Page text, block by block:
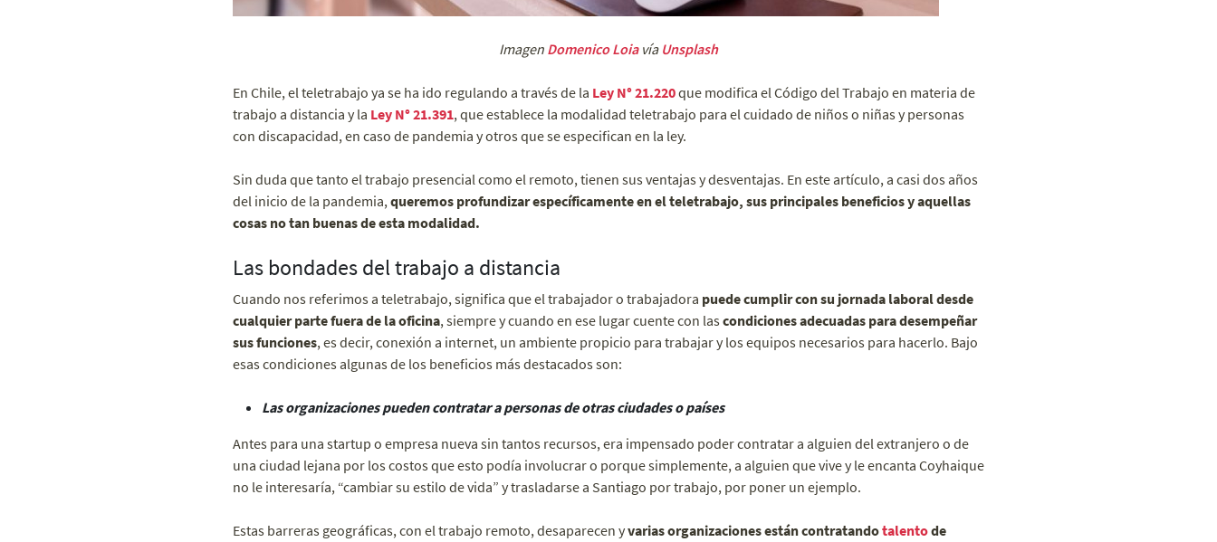
Imagen Domenico Loiavía Unsplash
En Chile, el teletrabajo ya se ha ido regulando a través de la Ley N° 21.220que modifica el Código del Trabajo en materia de
trabajo a distancia y la Ley N° 21.391, que establece la modalidad teletrabajo para el cuidado de niños o niñas y personas
con discapacidad, en caso de pandemia y otros que se especifican en la ley.
Sin duda que tanto el trabajo presencial como el remoto, tienen sus ventajas y desventajas. En este artículo, a casi dos años
del inicio de la pandemia,queremos profundizar específicamente en el teletrabajo, sus principales beneficios y aquellas
cosas no tan buenas de esta modalidad.
Las bondades del trabajo a distancia
Cuando nos referimos a teletrabajo, significa que el trabajador o trabajadora puede cumplir con su jornada laboral desde
cualquier parte fuera de la oficina, siempre y cuando en ese lugar cuente con lascondiciones adecuadas para desempeñar
sus funciones, es decir, conexión a internet, un ambiente propicio para trabajar y los equipos necesarios para hacerlo. Bajo
esas condiciones algunas de los beneficios más destacados son:
Las organizaciones pueden contratar a personas de otras ciudades o países
Antes para una startup o empresa nueva sin tantos recursos, era impensado poder contratar a alguien del extranjero o de
una ciudad lejana por los costos que esto podía involucrar o porque simplemente, a alguien que vive y le encanta Coyhaique
no le interesaría, “cambiar su estilo de vida” y trasladarse a Santiago por trabajo, por poner un ejemplo.
Estas barreras geográficas, con el trabajo remoto, desaparecen yvarias organizaciones están contratandotalentode